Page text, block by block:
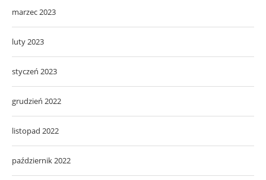
marzec 2023
luty 2023
styczeń 2023
grudzień 2022
listopad 2022
październik 2022